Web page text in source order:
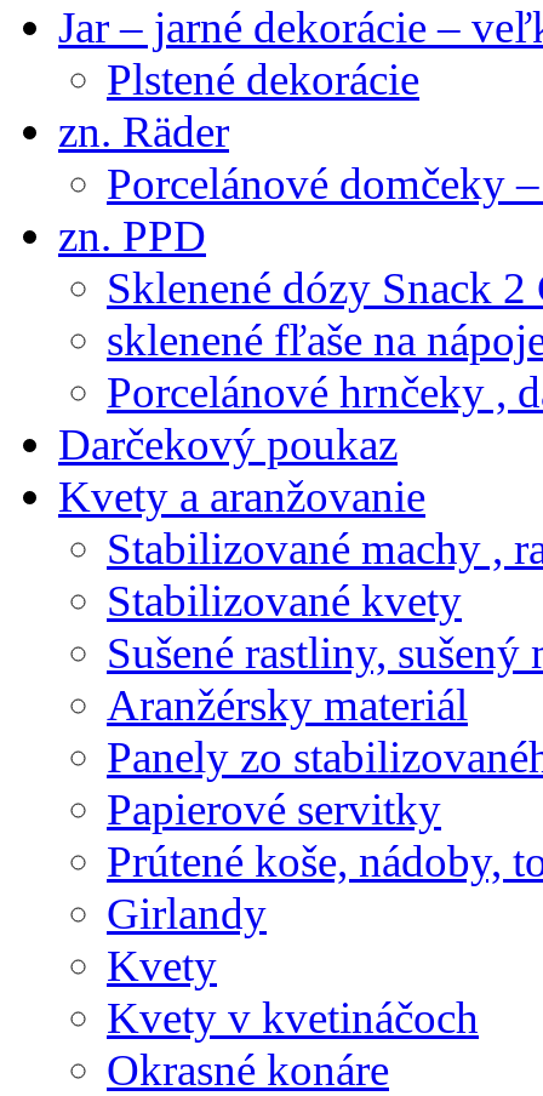
Jar – jarné dekorácie –
Plstené dekorácie
zn. Räder
Porcelánové domčeky
zn. PPD
Sklenené dózy Snack 2
sklenené fľaše na
Porcelánové hrnčeky ,
Darčekový poukaz
Kvety a aranžovanie
Stabilizované machy ,
Stabilizované kvety
Sušené rastliny,
Aranžérsky materiál
Panely zo
Papierové servitky
Prútené koše, nádoby,
Girlandy
Kvety
Kvety v kvetináčoch
Okrasné konáre